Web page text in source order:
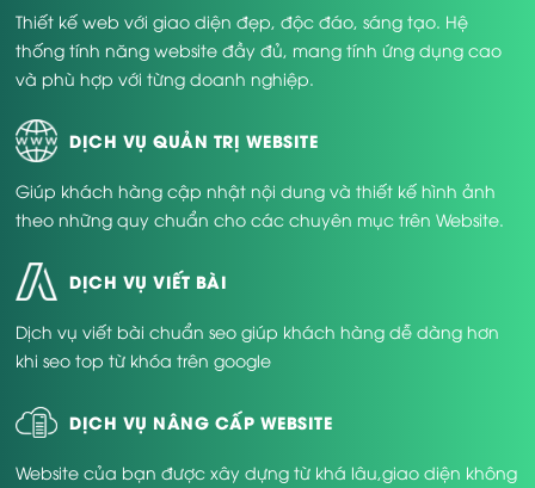
Thiết kế web với giao diện đẹp, độc đáo, sáng tạo. Hệ
thống tính năng website đầy đủ, mang tính ứng dụng cao
và phù hợp với từng doanh nghiệp.
DỊCH VỤ QUẢN TRỊ WEBSITE
Giúp khách hàng cập nhật nội dung và thiết kế hình ảnh
theo những quy chuẩn cho các chuyên mục trên Website.
DỊCH VỤ VIẾT BÀI
Dịch vụ viết bài chuẩn seo giúp khách hàng dễ dàng hơn
khi seo top từ khóa trên google
DỊCH VỤ NÂNG CẤP WEBSITE
Website của bạn được xây dựng từ khá lâu,giao diện không